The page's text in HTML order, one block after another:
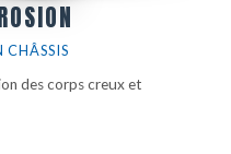
des corps creux et